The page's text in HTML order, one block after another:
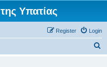
Υπατίας
Login
Register